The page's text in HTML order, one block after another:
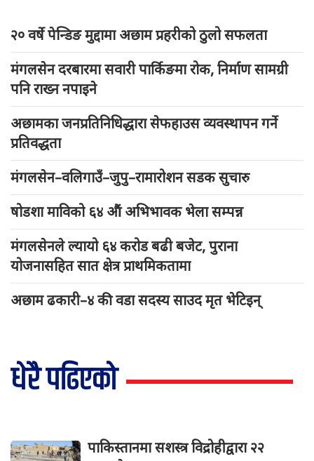
२० वर्षे पेन्डिङ मुद्दामा अछाम प्रहरीको ठुलो सफलता
मंगलसेन दरबारमा सवारी पार्किङमा रोक, निर्माण सामग्री
पनि राख्न नपाइने
अछामका जनप्रतिनिधिद्धारा सेफहाउस व्यवस्थापन गर्ने
प्रतिवद्धता
मंगलसेन–वलिगाउँ–जुपु–रामारोशन सडक सुचारु
षोडशा माविको ६४ औं अभिभावक भेला सम्पन्न
मंगलसेनले ल्यायो ६४ करोड बढी बजेट, पुराना
योजनासहित सात क्षेत्र प्राथमिकतामा
अछाम ढकारी–४ की वडा सदस्य साउद मृत भेटिइन्
धेरै पढिएको
पाकिस्तानमा सशस्त्र विद्रोहीद्वारा २२